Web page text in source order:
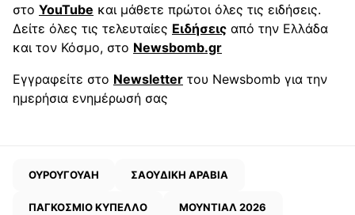
στο YouTube και μάθετε πρώτοι όλες τις ειδήσεις.
Δείτε όλες τις τελευταίες Ειδήσεις από την Ελλάδα
και τον Κόσμο, στο Newsbomb.gr
Εγγραφείτε στο Newsletter του Newsbomb για την
ημερήσια ενημέρωσή σας
ΟΥΡΟΥΓΟΥΑΗ ΣΑΟΥΔΙΚΗ ΑΡΑΒΙΑ
ΠΑΓΚΟΣΜΙΟ ΚΥΠΕΛΛΟ ΜΟΥΝΤΙΑΛ 2026